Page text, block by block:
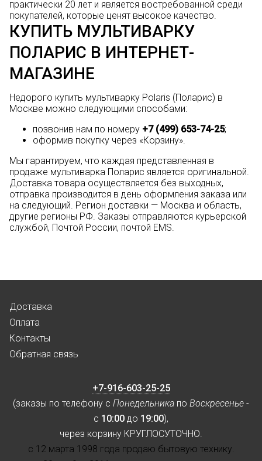
практически 20 лет и является востребованной среди
покупателей, которые ценят высокое качество.
КУПИТЬ МУЛЬТИВАРКУ
ПОЛАРИС В ИНТЕРНЕТ-
МАГАЗИНЕ
Недорого купить мультиварку Polaris (Поларис) в
Москве можно следующими способами:
позвонив нам по номеру +7 (499) 653-74-25;
оформив покупку через «Корзину».
Мы гарантируем, что каждая представленная в
продаже мультиварка Поларис является оригинальной.
Доставка товара осуществляется без выходных,
отправка производится в день оформления заказа или
на следующий. Регион доставки — Москва и область,
другие регионы РФ. Заказы отправляются курьерской
службой, Почтой России, почтой EMS.
Доставка
Оплата
Контакты
Обратная связь
+7-916-603-25-25
(заказы по телефону с Понедельника по Воскресенье -
с 10:00 до 19:00),
через корзину КРУГЛОСУТОЧНО.
с 12 марта 1998 года продаю бытовую технику.